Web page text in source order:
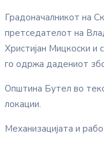
Градоначалникот на
претседателот на
Христијан Мицкоски и
го одржа дадениот
Општина Бутел во
локации.
Механизацијата и